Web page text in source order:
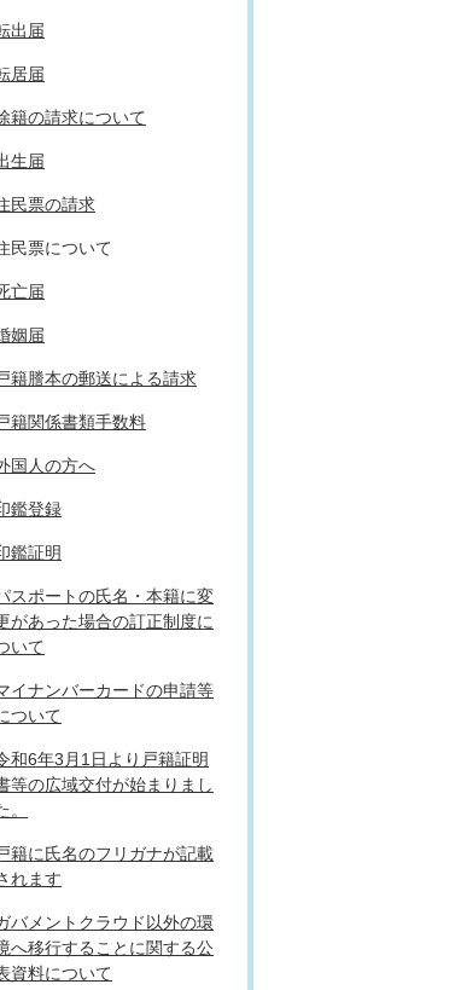
出届
居届
籍の請求について
生届
民票の請求
民票について
亡届
姻届
籍謄本の郵送による請求
籍関係書類手数料
国人の方へ
鑑登録
鑑証明
スポートの氏名・本籍に変
があった場合の訂正制度に
いて
イナンバーカードの申請等
ついて
和6年3月1日より戸籍証明
等の広域交付が始まりまし
。
籍に氏名のフリガナが記載
れます
バメントクラウド以外の環
へ移行することに関する公
資料について